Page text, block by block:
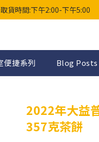
貨時間:下午2:00-下午5:00
便捷系列 Blog Posts
2022年大益
357克茶餅